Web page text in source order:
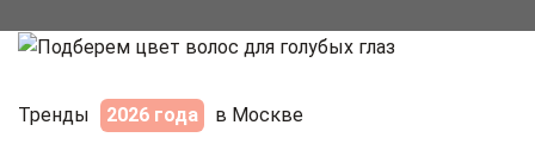
Тренды 2026 года в Москве